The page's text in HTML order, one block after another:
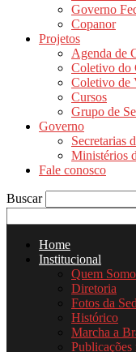
Governo
Copanor
Projetos
Agenda de
Coletivo do
Coletivo de
Cursos
Grupo de
Governo
Secretarias
Ministérios
Fale conosco
Buscar
Home
Institucional
Quem
Diretoria
Fotos da
Histórico
Marcha a